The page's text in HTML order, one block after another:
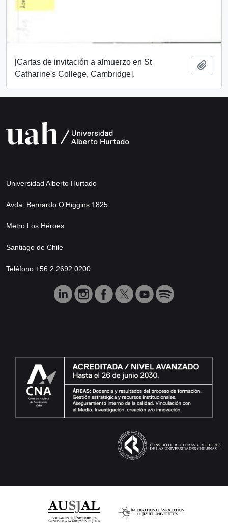
[Cartas de invitación a almuerzo en St
Catharine's College, Cambridge].
Universidad Alberto Hurtado
Avda. Bernardo O’Higgins 1825
Metro Los Héroes
Santiago de Chile
Teléfono +56 2 2692 0200